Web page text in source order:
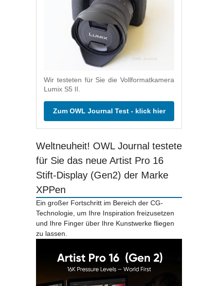
Wir testeten für Sie die Vollformatkamera
Lumix S5 II.
Zum OWL Journal Test - klick hier
Weltneuheit! OWL Journal testete
für Sie das neue Artist Pro 16
Stift-Display (Gen2) der Marke
XPPen
Ein großer Fortschritt im Bereich der CG-
Technologie, um Ihre Inspiration freizusetzen
und Ihre Finger über Ihre Kunstwerke fliegen
zu lassen.